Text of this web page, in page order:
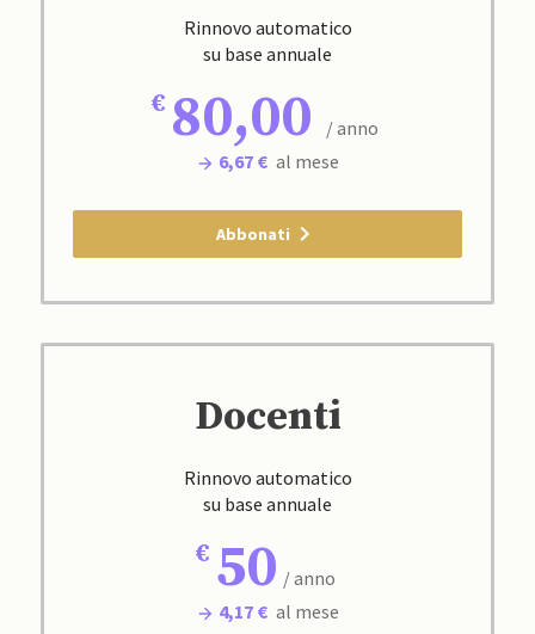
Rinnovo automatico
su base annuale
80,00
/ anno
6,67 € al mese
Abbonati
Docenti
Rinnovo automatico
su base annuale
50 / anno
4,17 € al mese